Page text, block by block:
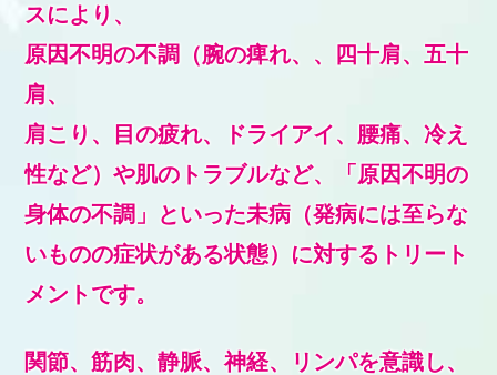
スにより、
原因不明の不調（腕の痺れ、、四十肩、五十
肩、
肩こり、目の疲れ、ドライアイ、腰痛、冷え
性など）や肌のトラブルなど、「原因不明の
身体の不調」といった未病（発病には至らな
いものの症状がある状態）に対するトリート
メントです。
関節、筋肉、静脈、神経、リンパを意識し、